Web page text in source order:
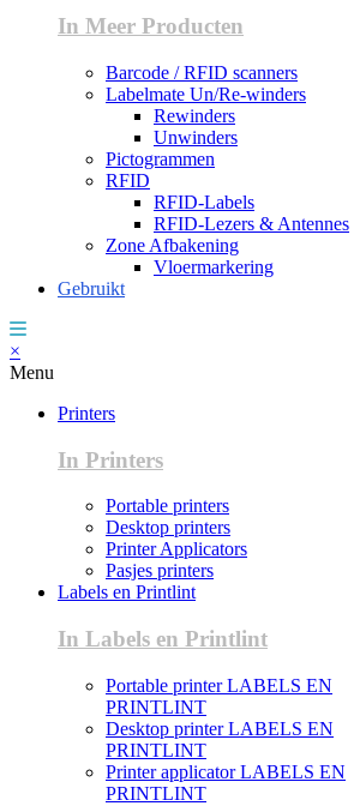
In Meer Producten
Barcode / RFID scanners
Labelmate Un/Re-winders
Rewinders
Unwinders
Pictogrammen
RFID
RFID-Labels
RFID-Lezers & Antennes
Zone Afbakening
Vloermarkering
Gebruikt
×
Menu
Printers
In Printers
Portable printers
Desktop printers
Printer Applicators
Pasjes printers
Labels en Printlint
In Labels en Printlint
Portable printer LABELS EN
PRINTLINT
Desktop printer LABELS EN
PRINTLINT
Printer applicator LABELS EN
PRINTLINT